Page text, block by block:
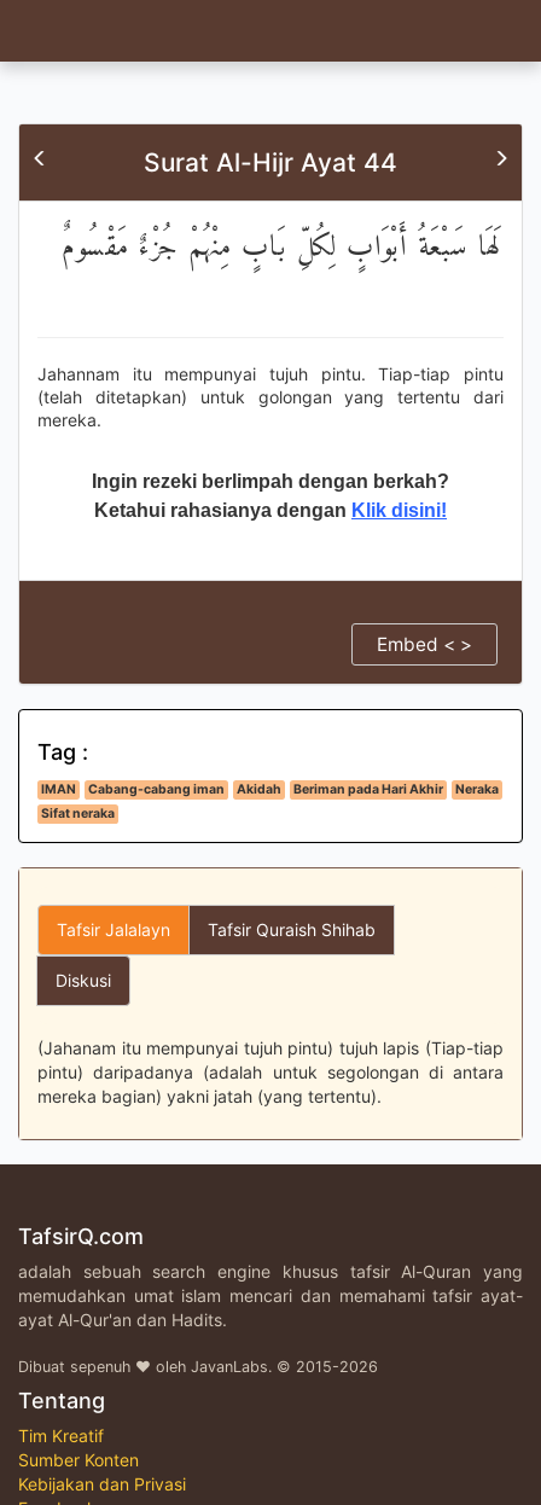
Surat Al-Hijr Ayat 44
لَهَا سَبْعَةُ أَبْوَابٍ لِكُلِّ بَابٍ مِنْهُمْ جُزْءٌ مَقْسُومٌ
Jahannam itu mempunyai tujuh pintu. Tiap-tiap pintu
(telah ditetapkan) untuk golongan yang tertentu dari
mereka.
Ingin rezeki berlimpah dengan berkah?
Ketahui rahasianya dengan Klik disini!
Embed < >
Tag :
IMAN Cabang-cabang iman Akidah Beriman pada Hari Akhir
Neraka
Sifat neraka
Tafsir Jalalayn Tafsir Quraish Shihab
Diskusi
(Jahanam itu mempunyai tujuh pintu) tujuh lapis (Tiap-tiap
pintu) daripadanya (adalah untuk segolongan di antara
mereka bagian) yakni jatah (yang tertentu).
TafsirQ.com
adalah sebuah search engine khusus tafsir Al-Quran yang
memudahkan umat islam mencari dan memahami tafsir ayat-
ayat Al-Qur'an dan Hadits.
Dibuat sepenuh ♥ oleh JavanLabs. © 2015-2026
Tentang
Tim Kreatif
Sumber Konten
Kebijakan dan Privasi